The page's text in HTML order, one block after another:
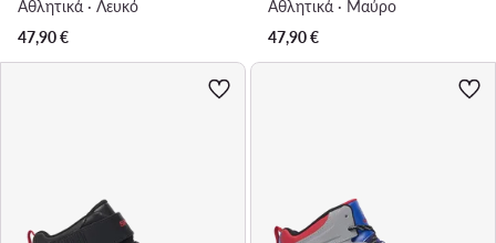
Αθλητικά · Λευκό
47,90€
Αθλητικά · Μαύρο
47,90€